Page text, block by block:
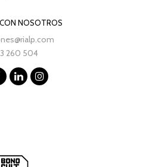
NOSOTROS
260 504